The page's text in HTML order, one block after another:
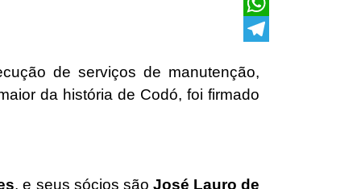
WhatsApp
de serviços de manutenção,
da história de Codó, foi firmado
, e seus sócios são José Lauro de